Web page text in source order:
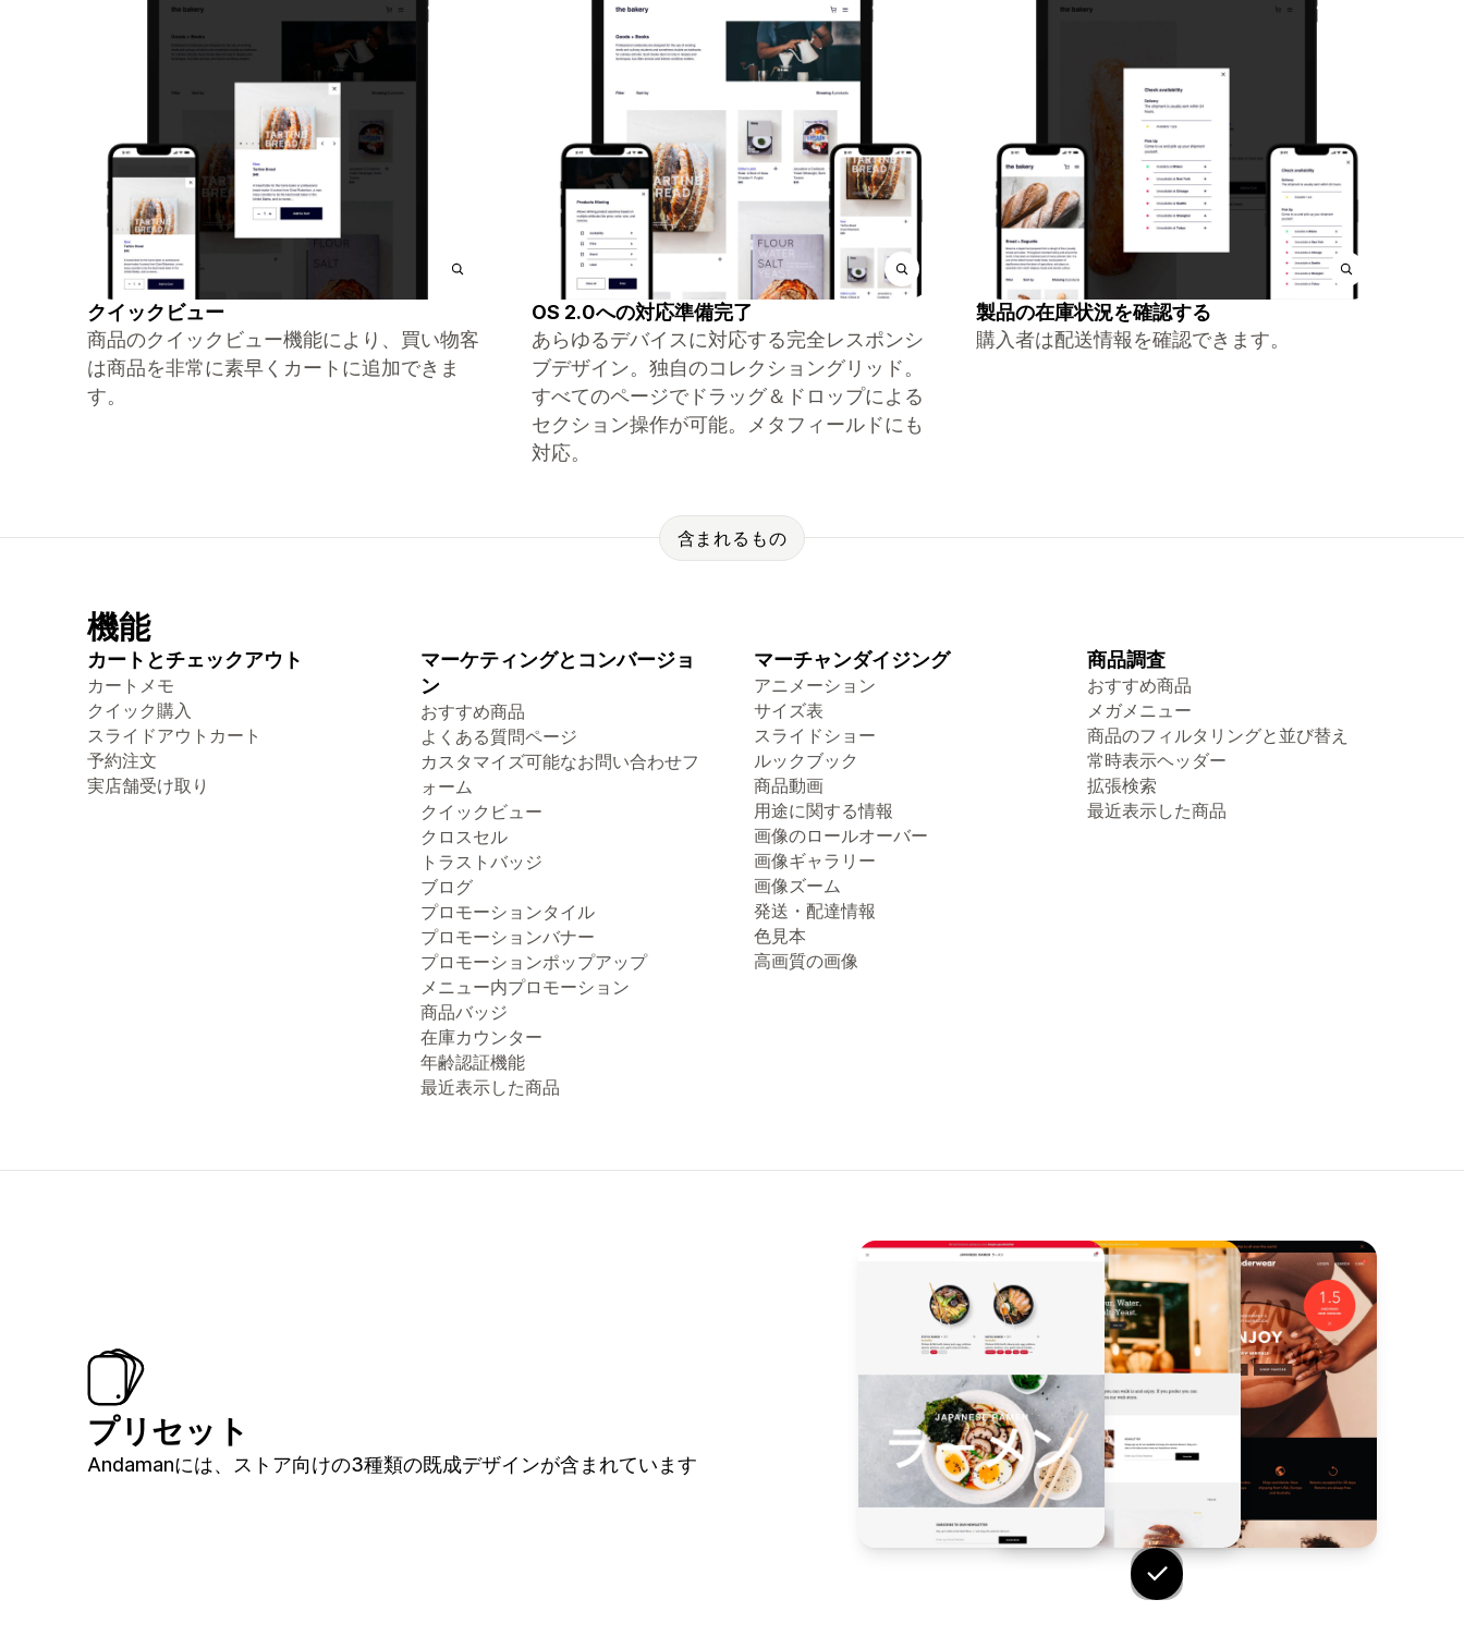
クイックビュー
商品のクイックビュー機能により、買い物客
は商品を非常に素早くカートに追加できま
す。
OS 2.0への対応準備完了
あらゆるデバイスに対応する完全レスポンシ
ブデザイン。独自のコレクショングリッド。
すべてのページでドラッグ＆ドロップによる
セクション操作が可能。メタフィールドにも
対応。
製品の在庫状況を確認する
購入者は配送情報を確認できます。
含まれるもの
機能
カートとチェックアウト
カートメモ
クイック購入
スライドアウトカート
予約注文
実店舗受け取り
マーケティングとコンバージョ
ン
おすすめ商品
よくある質問ページ
カスタマイズ可能なお問い合わせフ
ォーム
クイックビュー
クロスセル
トラストバッジ
ブログ
プロモーションタイル
プロモーションバナー
プロモーションポップアップ
メニュー内プロモーション
商品バッジ
在庫カウンター
年齢認証機能
最近表示した商品
マーチャンダイジング
アニメーション
サイズ表
スライドショー
ルックブック
商品動画
用途に関する情報
画像のロールオーバー
画像ギャラリー
画像ズーム
発送・配達情報
色見本
高画質の画像
商品調査
おすすめ商品
メガメニュー
商品のフィルタリングと並び替え
常時表示ヘッダー
拡張検索
最近表示した商品
プリセット
Andamanには、ストア向けの3種類の既成デザインが含まれています